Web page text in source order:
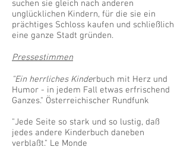
suchen sie gleich nach anderen
unglücklichen Kindern, für die sie ein
prächtiges Schloss kaufen und schließlich
eine ganze Stadt gründen.
Pressestimmen
"Ein herrliches Kinderbuch mit Herz und
Humor - in jedem Fall etwas erfrischend
Ganzes." Österreichischer Rundfunk
"Jede Seite so stark und so lustig, daß
jedes andere Kinderbuch daneben
verblaßt." Le Monde